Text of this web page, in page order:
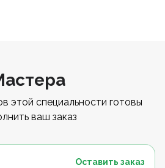
этой специальности готовы
ваш заказ
Оставить заказ